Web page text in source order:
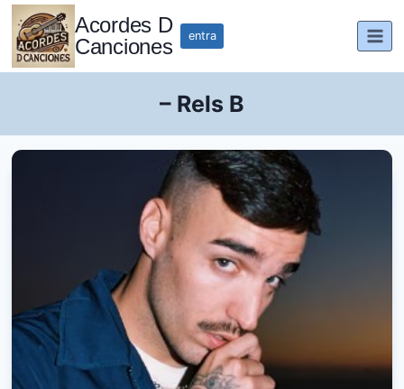
Saltar
contenido
Acordes D
Canciones
entra
– Rels B